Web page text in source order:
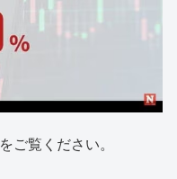
をご覧ください。